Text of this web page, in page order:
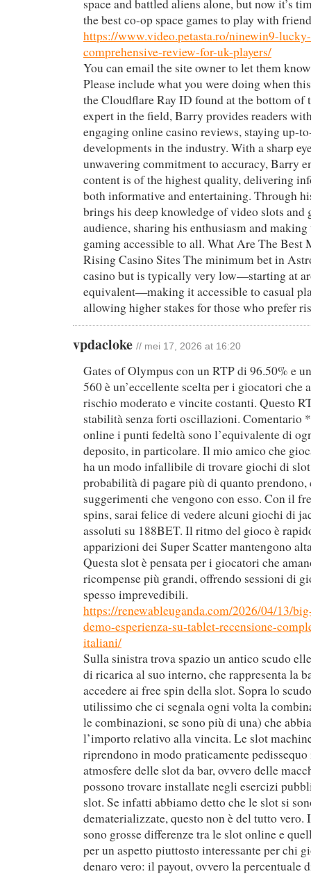
space and battled aliens alone, but now it’s
the best co-op space games to play with
https://www.video.petasta.ro/ninewin9-
comprehensive-review-for-uk-players/
You can email the site owner to let them
Please include what you were doing when
the Cloudflare Ray ID found at the bottom of
expert in the field, Barry provides readers
engaging online casino reviews, staying up-
developments in the industry. With a sharp
unwavering commitment to accuracy, Barry
content is of the highest quality, delivering
both informative and entertaining. Through
brings his deep knowledge of video slots
audience, sharing his enthusiasm and
gaming accessible to all. What Are The Best
Rising Casino Sites The minimum bet in
casino but is typically very low—starting at
equivalent—making it accessible to casual
allowing higher stakes for those who prefer
vpdacloke // mei 17, 2026 at 16:20
Gates of Olympus con un RTP di 96.50% e
560 è un’eccellente scelta per i giocatori che
rischio moderato e vincite costanti. Questo
stabilità senza forti oscillazioni. Comentario
online i punti fedeltà sono l’equivalente di
deposito, in particolare. Il mio amico che
ha un modo infallibile di trovare giochi di
probabilità di pagare più di quanto prendono,
suggerimenti che vengono con esso. Con il
spins, sarai felice di vedere alcuni giochi di
assoluti su 188BET. Il ritmo del gioco è
apparizioni dei Super Scatter mantengono
Questa slot è pensata per i giocatori che
ricompense più grandi, offrendo sessioni di
spesso imprevedibili.
https://renewableuganda.com/2026/04/13/
demo-esperienza-su-tablet-recensione-
italiani/
Sulla sinistra trova spazio un antico scudo
di ricarica al suo interno, che rappresenta la
accedere ai free spin della slot. Sopra lo
utilissimo che ci segnala ogni volta la
le combinazioni, se sono più di una) che
l’importo relativo alla vincita. Le slot
riprendono in modo praticamente
atmosfere delle slot da bar, ovvero delle
possono trovare installate negli esercizi
slot. Se infatti abbiamo detto che le slot si
dematerializzate, questo non è del tutto vero.
sono grosse differenze tra le slot online e
per un aspetto piuttosto interessante per chi
denaro vero: il payout, ovvero la percentuale